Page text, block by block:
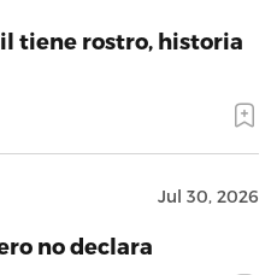
tiene rostro, historia
Jul 30, 2026
no declara